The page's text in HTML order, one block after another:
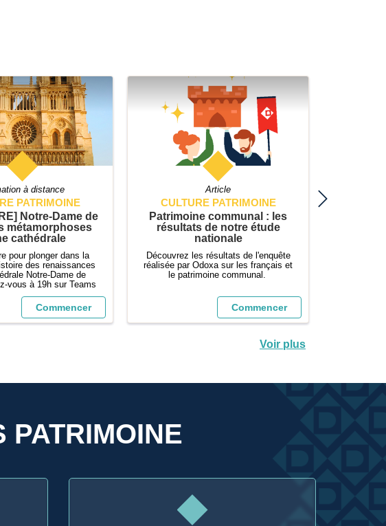
à distance
PATRIMOINE
Notre-Dame de
métamorphoses
cathédrale
pour plonger dans la
des renaissances
Notre-Dame de
vous à 19h sur Teams
:
l/meetup
-
Commencer
Article
CULTURE PATRIMOINE
Patrimoine communal : les
résultats de notre étude
nationale
Découvrez les résultats de l'enquête
réalisée par Odoxa sur les français et
le patrimoine communal.
Commencer
Voir plus
PATRIMOINE